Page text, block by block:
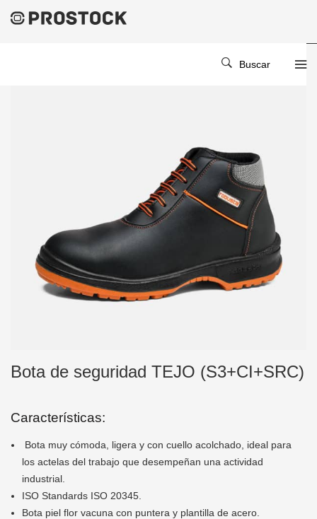
Buscar
Bota de seguridad TEJO (S3+CI+SRC)
Características:
Bota muy cómoda, ligera y con cuello acolchado, ideal para
los actelas del trabajo que desempeñan una actividad
industrial.
ISO Standards ISO 20345.
Bota piel flor vacuna con puntera y plantilla de acero.